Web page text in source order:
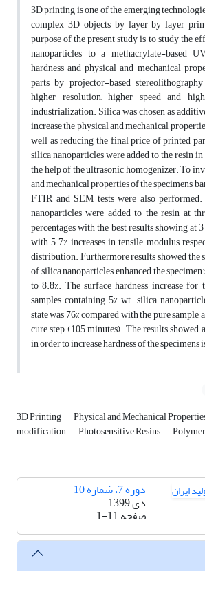
3D printing is one of the emerging
complex 3D objects by layer by layer
purpose of the present study is to study the
nanoparticles to a methacrylate-based
hardness and physical and mechanical
parts by projector-based
higher resolution, higher speed and
industrialization. Silica was chosen as
increase the physical and mechanical
well as reducing the final price of printed
silica nanoparticles were added to the resin
the help of the ultrasonic homogenizer. To
and mechanical properties of the specimens,
FTIR and SEM tests were also
nanoparticles were added to the resin at
percentages with the best results showing at
with 5.7% increases in tensile modulus
distribution. Furthermore results showed
of silica nanoparticles enhanced the
to 8.8%. The surface hardness increase
samples containing 5% wt. silica
state was 76% compared with the pure sample,
cure step (105 minutes). The results showed
in order to increase hardness of the specimens
3D Printing Physical and Mechanical
modification Photosensitive Resins
دوره 7، شماره 10
دی 1399
صفحه1-11